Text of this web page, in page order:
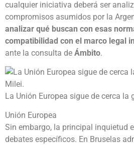
cualquier iniciativa deberá ser
compromisos asumidos por la
analizar qué buscan con esas
compatibilidad con el marco legal
ante la consulta de Ámbito.
La Unión Europea sigue de cerca la
Unión Europea
Sin embargo, la principal inquietud
debates específicos. En Bruselas